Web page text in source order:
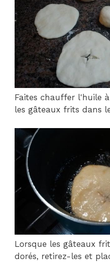
Faites chauffer l'huile
les gâteaux frits dans
Lorsque les gâteaux
dorés, retirez-les et